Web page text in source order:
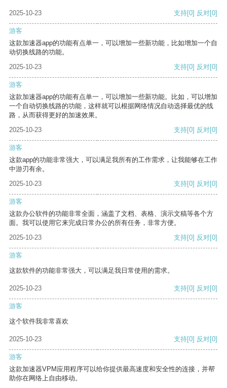
2025-10-23 支持[0] 反对[0]
游客
这款加速器app的功能有点单一，可以增加一些新功能，比如增加一个自
动切换线路的功能。
2025-10-23
支持[0] 反对[0]
游客
这款加速器app的功能有点单一，可以增加一些新功能。比如，可以增加
一个自动切换线路的功能，这样就可以根据网络情况自动选择最优的线
路，从而获得更好的加速效果。
2025-10-23
支持[0] 反对[0]
游客
这款app的功能非常强大，可以满足我所有的工作需求，让我能够在工作
中游刃有余。
2025-10-23
支持[0] 反对[0]
游客
这款办公软件的功能非常全面，涵盖了文档、表格、演示文稿等各个方
面。我可以使用它来完成日常办公的所有任务，非常方便。
2025-10-23
支持[0] 反对[0]
游客
这款软件的功能非常强大，可以满足我日常使用的需求。
2025-10-23 支持[0] 反对[0]
游客
这个软件我非常喜欢
2025-10-23 支持[0] 反对[0]
游客
这款加速器VPM应用程序可以给你提供最高速度和安全性的连接，并帮
助你在网络上自由移动。